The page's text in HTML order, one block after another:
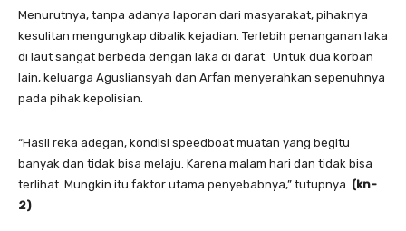
Menurutnya, tanpa adanya laporan dari masyarakat, pihaknya
kesulitan mengungkap dibalik kejadian. Terlebih penanganan laka
di laut sangat berbeda dengan laka di darat. Untuk dua korban
lain, keluarga Agusliansyah dan Arfan menyerahkan sepenuhnya
pada pihak kepolisian.
“Hasil reka adegan, kondisi speedboat muatan yang begitu
banyak dan tidak bisa melaju. Karena malam hari dan tidak bisa
terlihat. Mungkin itu faktor utama penyebabnya,” tutupnya. (kn-
2)